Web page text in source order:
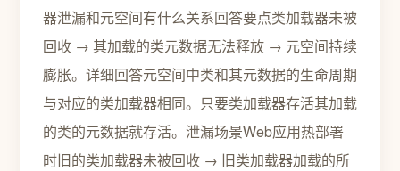
器泄漏和元空间有什么关系回答要点类加载器未被
回收 → 其加载的类元数据无法释放 → 元空间持续
膨胀。详细回答元空间中类和其元数据的生命周期
与对应的类加载器相同。只要类加载器存活其加载
的类的元数据就存活。泄漏场景Web应用热部署
时旧的类加载器未被回收 → 旧类加载器加载的所